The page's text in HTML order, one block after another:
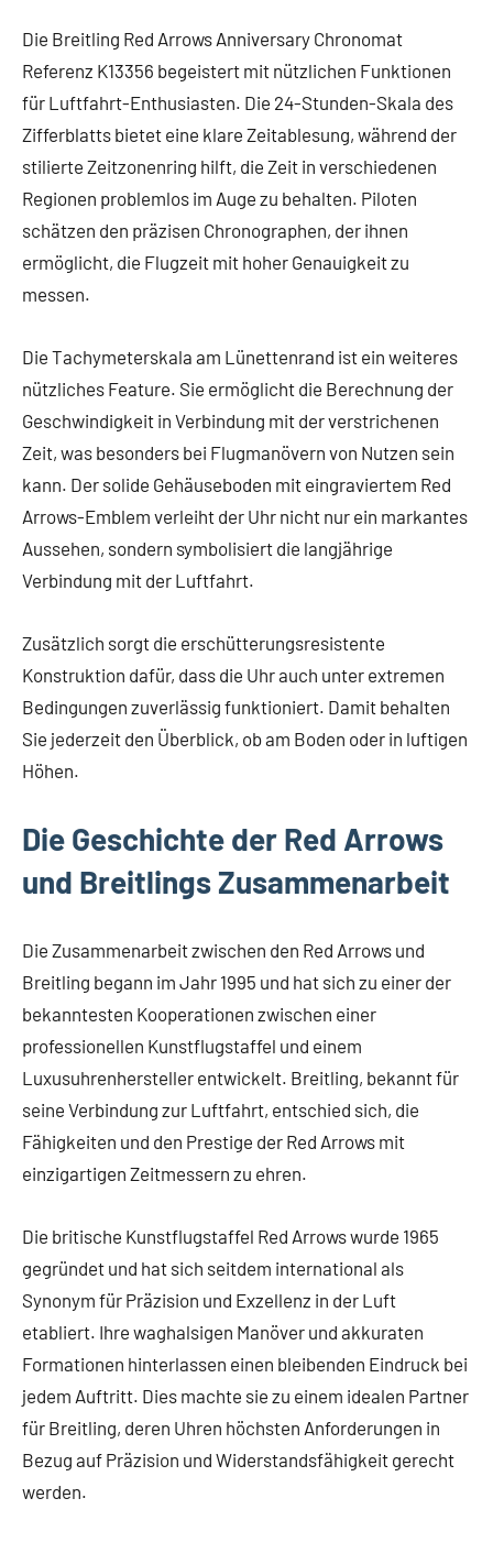
Die Breitling Red Arrows Anniversary Chronomat
Referenz K13356 begeistert mit nützlichen Funktionen
für Luftfahrt-Enthusiasten. Die 24-Stunden-Skala des
Zifferblatts bietet eine klare Zeitablesung, während der
stilierte Zeitzonenring hilft, die Zeit in verschiedenen
Regionen problemlos im Auge zu behalten. Piloten
schätzen den präzisen Chronographen, der ihnen
ermöglicht, die Flugzeit mit hoher Genauigkeit zu
messen.
Die Tachymeterskala am Lünettenrand ist ein weiteres
nützliches Feature. Sie ermöglicht die Berechnung der
Geschwindigkeit in Verbindung mit der verstrichenen
Zeit, was besonders bei Flugmanövern von Nutzen sein
kann. Der solide Gehäuseboden mit eingraviertem Red
Arrows-Emblem verleiht der Uhr nicht nur ein markantes
Aussehen, sondern symbolisiert die langjährige
Verbindung mit der Luftfahrt.
Zusätzlich sorgt die erschütterungsresistente
Konstruktion dafür, dass die Uhr auch unter extremen
Bedingungen zuverlässig funktioniert. Damit behalten
Sie jederzeit den Überblick, ob am Boden oder in luftigen
Höhen.
Die Geschichte der Red Arrows
und Breitlings Zusammenarbeit
Die Zusammenarbeit zwischen den Red Arrows und
Breitling begann im Jahr 1995 und hat sich zu einer der
bekanntesten Kooperationen zwischen einer
professionellen Kunstflugstaffel und einem
Luxusuhrenhersteller entwickelt. Breitling, bekannt für
seine Verbindung zur Luftfahrt, entschied sich, die
Fähigkeiten und den Prestige der Red Arrows mit
einzigartigen Zeitmessern zu ehren.
Die britische Kunstflugstaffel Red Arrows wurde 1965
gegründet und hat sich seitdem international als
Synonym für Präzision und Exzellenz in der Luft
etabliert. Ihre waghalsigen Manöver und akkuraten
Formationen hinterlassen einen bleibenden Eindruck bei
jedem Auftritt. Dies machte sie zu einem idealen Partner
für Breitling, deren Uhren höchsten Anforderungen in
Bezug auf Präzision und Widerstandsfähigkeit gerecht
werden.